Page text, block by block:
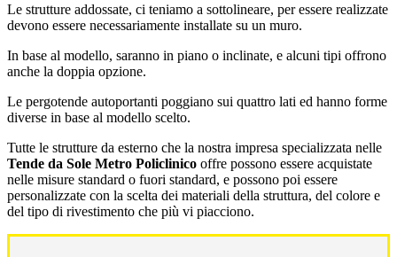
Le strutture addossate, ci teniamo a sottolineare, per essere realizzate
devono essere necessariamente installate su un muro.
In base al modello, saranno in piano o inclinate, e alcuni tipi offrono
anche la doppia opzione.
Le pergotende autoportanti poggiano sui quattro lati ed hanno forme
diverse in base al modello scelto.
Tutte le strutture da esterno che la nostra impresa specializzata nelle
Tende da Sole Metro Policlinico offre possono essere acquistate
nelle misure standard o fuori standard, e possono poi essere
personalizzate con la scelta dei materiali della struttura, del colore e
del tipo di rivestimento che più vi piacciono.